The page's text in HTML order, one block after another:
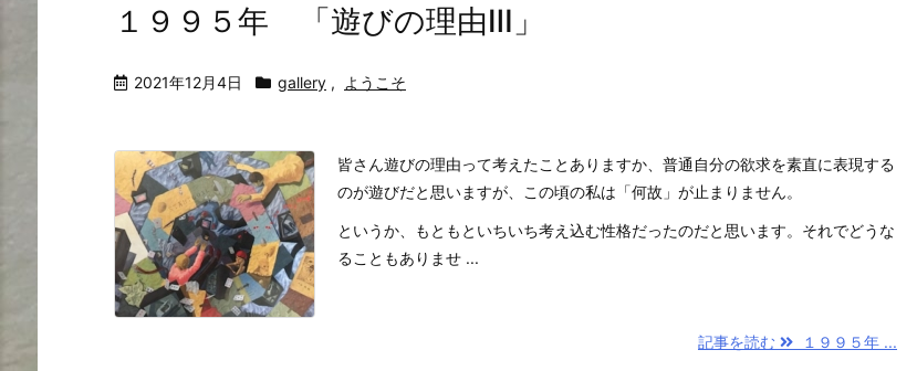
１９９５年 「遊びの理由Ⅲ」
2021年12月4日 gallery , ようこそ
皆さん遊びの理由って考えたことありますか、普通自分の欲求を素直に表現する
のが遊びだと思いますが、この頃の私は「何故」が止まりません。
というか、もともといちいち考え込む性格だったのだと思います。それでどうな
ることもありませ ...
記事を読む １９９５年 ...